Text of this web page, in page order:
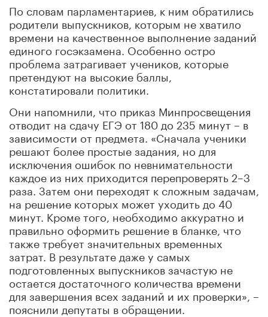
По словам парламентариев, к ним обратились
родители выпускников, которым не хватило
времени на качественное выполнение заданий
единого госэкзамена. Особенно остро
проблема затрагивает учеников, которые
претендуют на высокие баллы,
констатировали политики.
Они напомнили, что приказ Минпросвещения
отводит на сдачу ЕГЭ от 180 до 235 минут – в
зависимости от предмета. «Сначала ученики
решают более простые задания, но для
исключения ошибок по невнимательности
каждое из них приходится перепроверять 2–3
раза. Затем они переходят к сложным задачам,
на решение которых может уходить до 40
минут. Кроме того, необходимо аккуратно и
правильно оформить решение в бланке, что
также требует значительных временных
затрат. В результате даже у самых
подготовленных выпускников зачастую не
остается достаточного количества времени
для завершения всех заданий и их проверки», –
пояснили депутаты в обращении.